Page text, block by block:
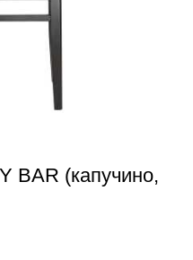
BAR (капучино,